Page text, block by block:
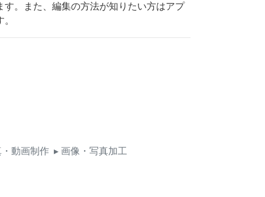
す。また、編集の方法が知りたい方はアプ
動画制作 ▸ 画像・写真加工